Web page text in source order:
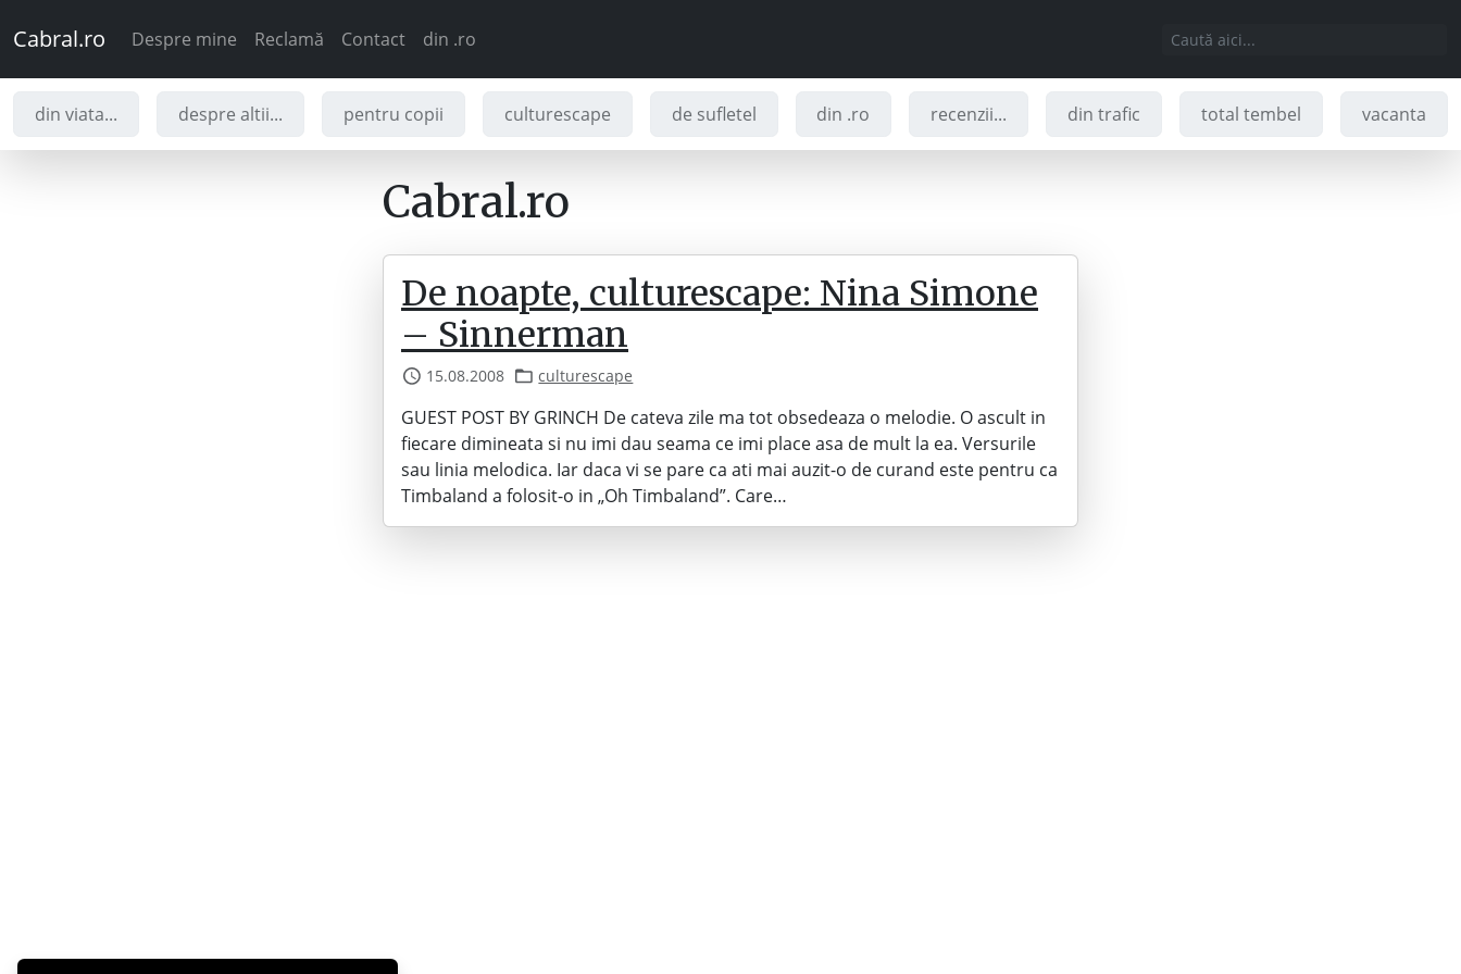
Cabral.ro Despre mine Reclamă Contact din .ro
din viata... despre altii... pentru copii culturescape de sufletel din .ro recenzii... din trafic total tembel vacanta
Cabral.ro
De noapte, culturescape: Nina Simone
– Sinnerman
15.08.2008 culturescape
GUEST POST BY GRINCH De cateva zile ma tot obsedeaza o melodie. O ascult in
fiecare dimineata si nu imi dau seama ce imi place asa de mult la ea. Versurile
sau linia melodica. Iar daca vi se pare ca ati mai auzit-o de curand este pentru ca
Timbaland a folosit-o in „Oh Timbaland”. Care…